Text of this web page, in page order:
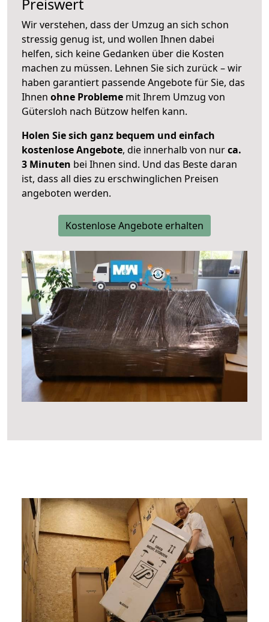
Preiswert
Wir verstehen, dass der Umzug an sich schon
stressig genug ist, und wollen Ihnen dabei
helfen, sich keine Gedanken über die Kosten
machen zu müssen. Lehnen Sie sich zurück – wir
haben garantiert passende Angebote für Sie, das
Ihnen ohne Probleme mit Ihrem Umzug von
Gütersloh nach Bützow helfen kann.
Holen Sie sich ganz bequem und einfach
kostenlose Angebote, die innerhalb von nurca.
3 Minuten bei Ihnen sind. Und das Beste daran
ist, dass all dies zu erschwinglichen Preisen
angeboten werden.
Kostenlose Angebote erhalten